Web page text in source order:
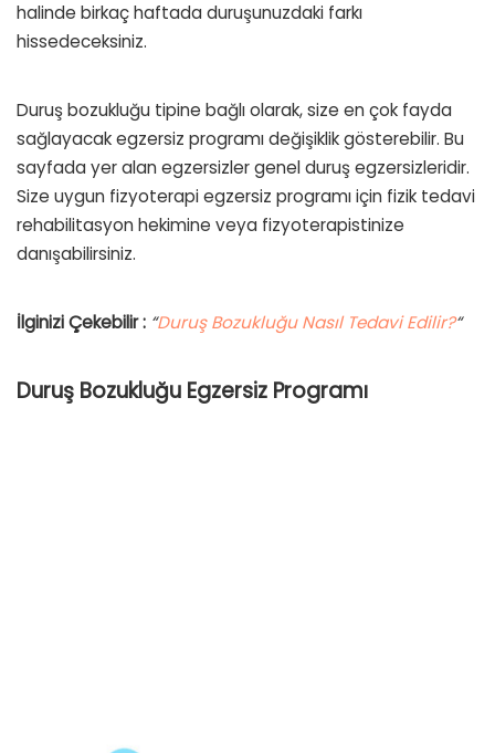
halinde birkaç haftada duruşunuzdaki farkı
hissedeceksiniz.
Duruş bozukluğu tipine bağlı olarak, size en çok fayda
sağlayacak egzersiz programı değişiklik gösterebilir. Bu
sayfada yer alan egzersizler genel duruş egzersizleridir.
Size uygun fizyoterapi egzersiz programı için fizik tedavi
rehabilitasyon hekimine veya fizyoterapistinize
danışabilirsiniz.
İlginizi Çekebilir : “Duruş Bozukluğu Nasıl Tedavi Edilir?“
Duruş Bozukluğu Egzersiz Programı